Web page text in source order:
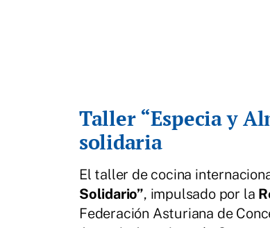
Taller “Especia y
solidaria
El taller de cocina
Solidario”, impulsado por la
Federación Asturiana de